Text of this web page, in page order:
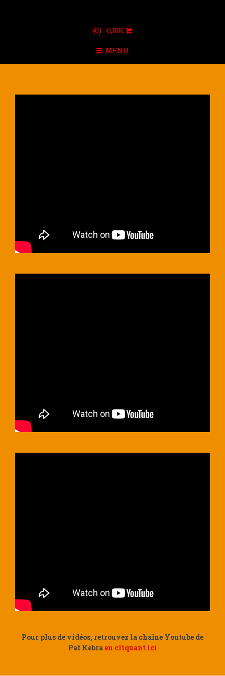
(0) - 0,00€
MENU
Pour plus de vidéos, retrouvez la chaîne Youtube de
Pat Kebraen cliquant ici